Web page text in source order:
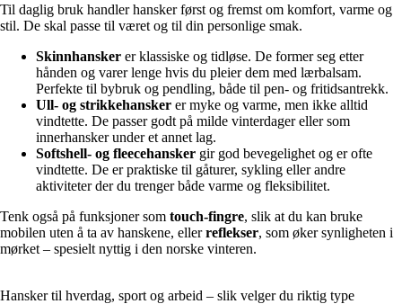
Til daglig bruk handler hansker først og fremst om komfort, varme og
stil. De skal passe til været og til din personlige smak.
Skinnhansker er klassiske og tidløse. De former seg etter
hånden og varer lenge hvis du pleier dem med lærbalsam.
Perfekte til bybruk og pendling, både til pen- og fritidsantrekk.
Ull- og strikkehansker er myke og varme, men ikke alltid
vindtette. De passer godt på milde vinterdager eller som
innerhansker under et annet lag.
Softshell- og fleecehansker gir god bevegelighet og er ofte
vindtette. De er praktiske til gåturer, sykling eller andre
aktiviteter der du trenger både varme og fleksibilitet.
Tenk også på funksjoner som touch-fingre, slik at du kan bruke
mobilen uten å ta av hanskene, ellerreflekser, som øker synligheten i
mørket – spesielt nyttig i den norske vinteren.
Hansker til hverdag, sport og arbeid – slik velger du riktig type